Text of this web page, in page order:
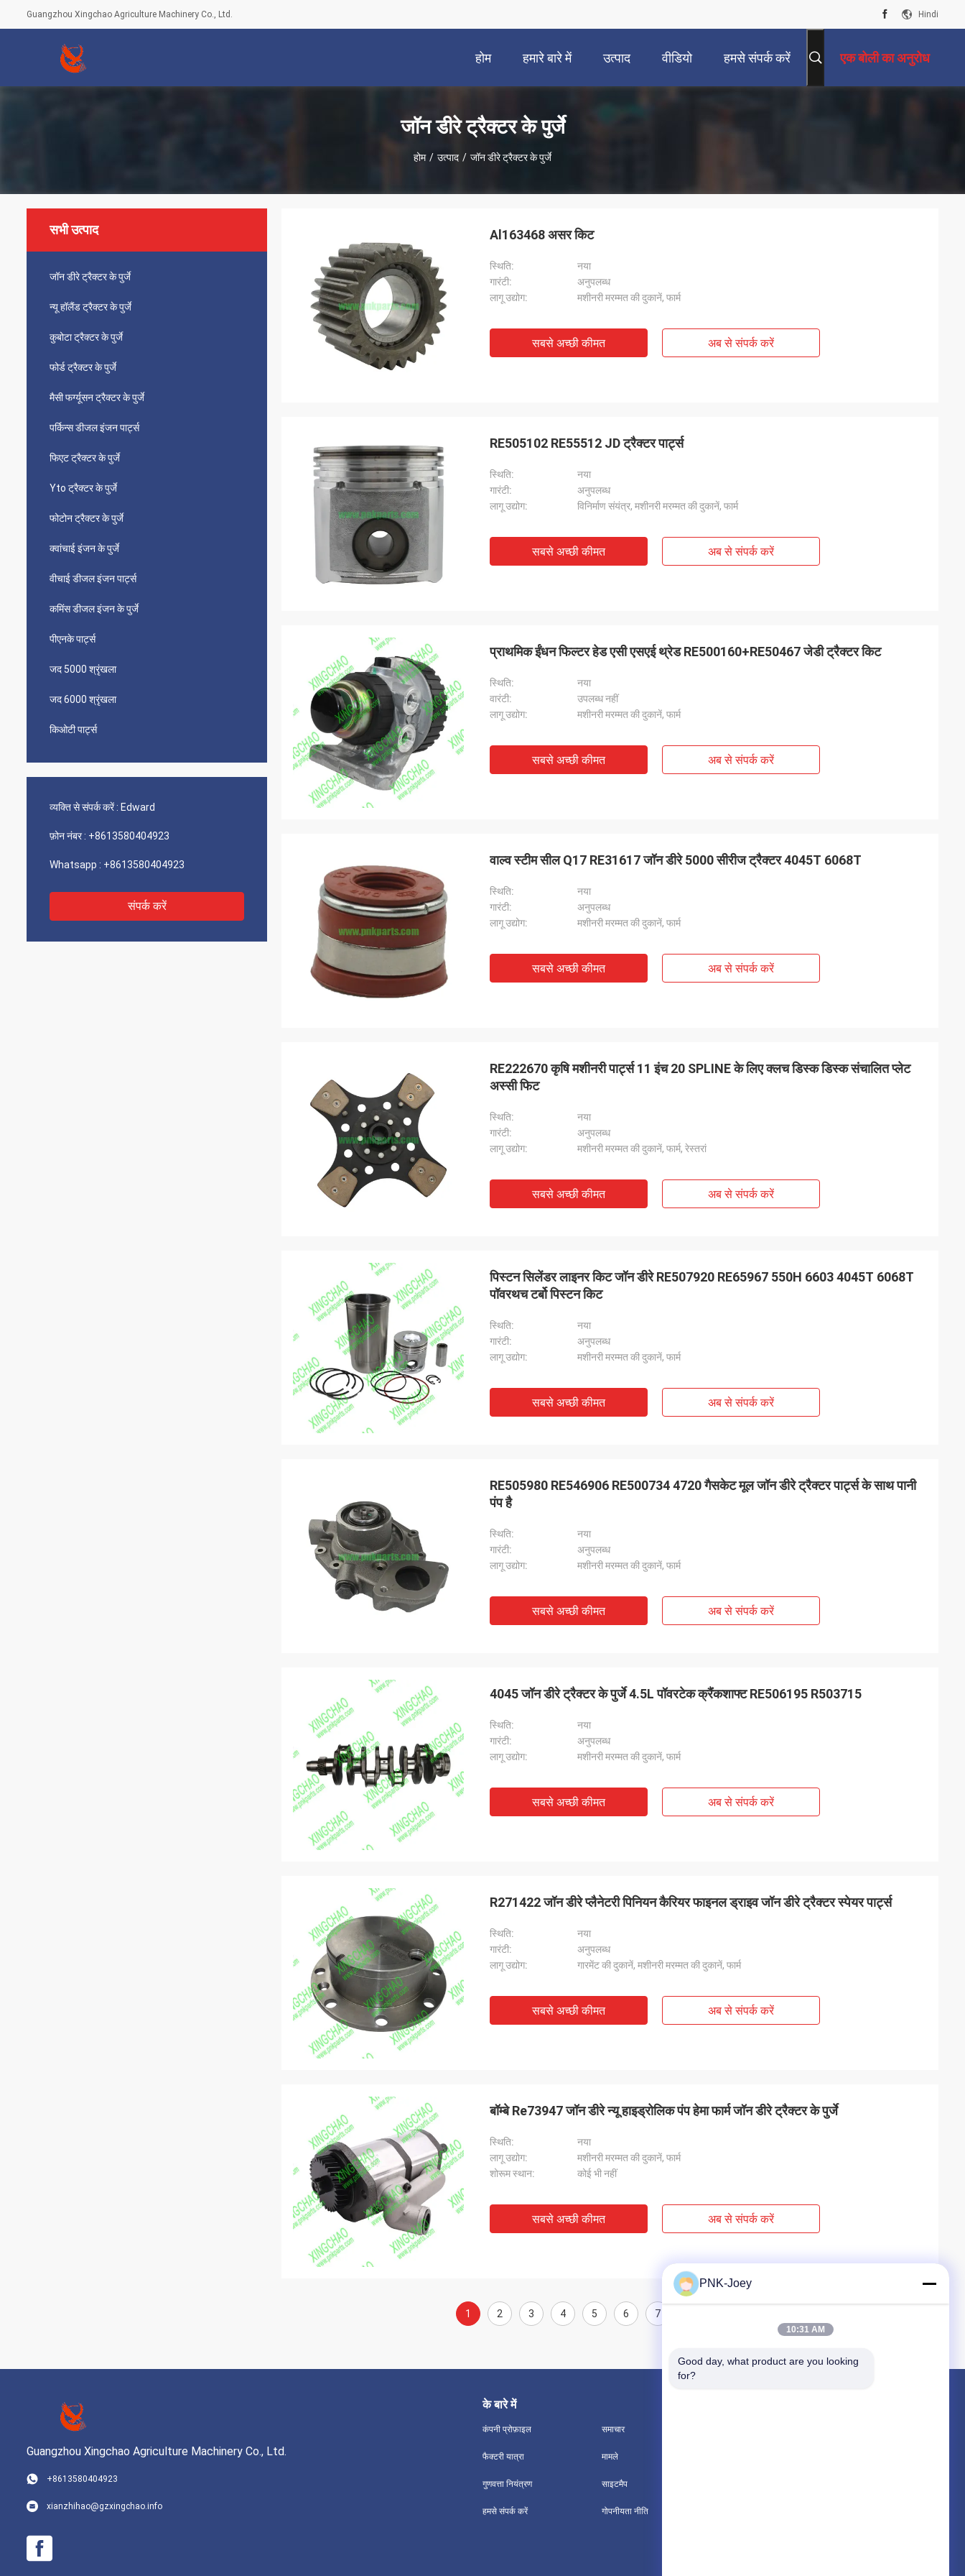
Guangzhou Xingchao Agriculture Machinery Co., Ltd. Hindi
होम हमारे बारे में उत्पाद वीडियो हमसे संपर्क करें एक बोली का अनुरोध
जॉन डीरे ट्रैक्टर के पुर्जे
होम / उत्पाद / जॉन डीरे ट्रैक्टर के पुर्जे
सभी उत्पाद
जॉन डीरे ट्रैक्टर के पुर्जे
न्यू हॉलैंड ट्रैक्टर के पुर्जे
कुबोटा ट्रैक्टर के पुर्जे
फोर्ड ट्रैक्टर के पुर्जे
मैसी फर्ग्यूसन ट्रैक्टर के पुर्जे
पर्किन्स डीजल इंजन पार्ट्स
फिएट ट्रैक्टर के पुर्जे
Yto ट्रैक्टर के पुर्जे
फोटोन ट्रैक्टर के पुर्जे
क्वांचाई इंजन के पुर्जे
वीचाई डीजल इंजन पार्ट्स
कमिंस डीजल इंजन के पुर्जे
पीएनके पार्ट्स
जद 5000 श्रृंखला
जद 6000 श्रृंखला
किओटी पार्ट्स
व्यक्ति से संपर्क करें : Edward
फ़ोन नंबर : +8613580404923
Whatsapp : +8613580404923
संपर्क करें
Al163468 असर किट
स्थिति:
नया
गारंटी:
अनुपलब्ध
लागू उद्योग:
मशीनरी मरम्मत की दुकानें, फार्म
सबसे अच्छी कीमत अब से संपर्क करें
RE505102 RE55512 JD ट्रैक्टर पार्ट्स
स्थिति:
नया
गारंटी:
अनुपलब्ध
लागू उद्योग:
विनिर्माण संयंत्र, मशीनरी मरम्मत की दुकानें, फार्म
सबसे अच्छी कीमत अब से संपर्क करें
प्राथमिक ईंधन फिल्टर हेड एसी एसएई थ्रेड RE500160+RE50467 जेडी ट्रैक्टर किट
स्थिति:
नया
वारंटी:
उपलब्ध नहीं
लागू उद्योग:
मशीनरी मरम्मत की दुकानें, फार्म
सबसे अच्छी कीमत अब से संपर्क करें
वाल्व स्टीम सील Q17 RE31617 जॉन डीरे 5000 सीरीज ट्रैक्टर 4045T 6068T
स्थि‍ति:
नया
गारंटी:
अनुपलब्ध
लागू उद्योग:
मशीनरी मरम्मत की दुकानें, फार्म
सबसे अच्छी कीमत अब से संपर्क करें
RE222670 कृषि मशीनरी पार्ट्स 11 इंच 20 SPLINE के लिए क्लच डिस्क डिस्क संचालित प्लेट
अस्सी फिट
स्थि‍ति:
नया
गारंटी:
अनुपलब्ध
लागू उद्योग:
मशीनरी मरम्मत की दुकानें, फार्म, रेस्तरां
सबसे अच्छी कीमत अब से संपर्क करें
पिस्टन सिलेंडर लाइनर किट जॉन डीरे RE507920 RE65967 550H 6603 4045T 6068T
पॉवरथच टर्बो पिस्टन किट
स्थि‍ति:
नया
गारंटी:
अनुपलब्ध
लागू उद्योग:
मशीनरी मरम्मत की दुकानें, फार्म
सबसे अच्छी कीमत अब से संपर्क करें
RE505980 RE546906 RE500734 4720 गैसकेट मूल जॉन डीरे ट्रैक्टर पार्ट्स के साथ पानी
पंप है
स्थि‍ति:
नया
गारंटी:
अनुपलब्ध
लागू उद्योग:
मशीनरी मरम्मत की दुकानें, फार्म
सबसे अच्छी कीमत अब से संपर्क करें
4045 जॉन डीरे ट्रैक्टर के पुर्जे 4.5L पॉवरटेक क्रैंकशाफ्ट RE506195 R503715
स्थि‍ति:
नया
गारंटी:
अनुपलब्ध
लागू उद्योग:
मशीनरी मरम्मत की दुकानें, फार्म
सबसे अच्छी कीमत अब से संपर्क करें
R271422 जॉन डीरे प्लैनेटरी पिनियन कैरियर फाइनल ड्राइव जॉन डीरे ट्रैक्टर स्पेयर पार्ट्स
स्थि‍ति:
नया
गारंटी:
अनुपलब्ध
लागू उद्योग:
गारमेंट की दुकानें, मशीनरी मरम्मत की दुकानें, फार्म
सबसे अच्छी कीमत अब से संपर्क करें
बॉम्बे Re73947 जॉन डीरे न्यू हाइड्रोलिक पंप हेमा फार्म जॉन डीरे ट्रैक्टर के पुर्जे
स्थि‍ति:
नया
लागू उद्योग:
मशीनरी मरम्मत की दुकानें, फार्म
शोरूम स्थान:
कोई भी नहीं
सबसे अच्छी कीमत अब से संपर्क करें
1 2 3 4 5 6 7
Guangzhou Xingchao Agriculture Machinery Co., Ltd.
+8613580404923
xianzhihao@gzxingchao.info
के बारे में
कंपनी प्रोफ़ाइल
फैक्टरी यात्रा
गुणवत्ता नियंत्रण
हमसे संपर्क करें
समाचार
मामले
साइटमैप
गोपनीयता नीति
PNK-Joey
10:31 AM
Good day, what product are you looking
for?